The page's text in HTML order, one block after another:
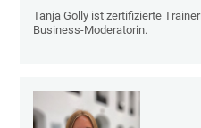
Tanja Golly ist zertifizierte
Business-Moderatorin.